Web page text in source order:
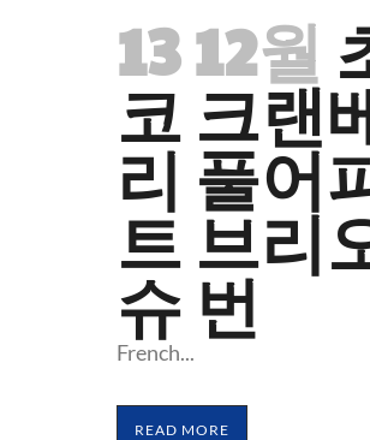
13 12월
코 크랜
리 풀어
트 브리
슈 번
French...
READ MORE